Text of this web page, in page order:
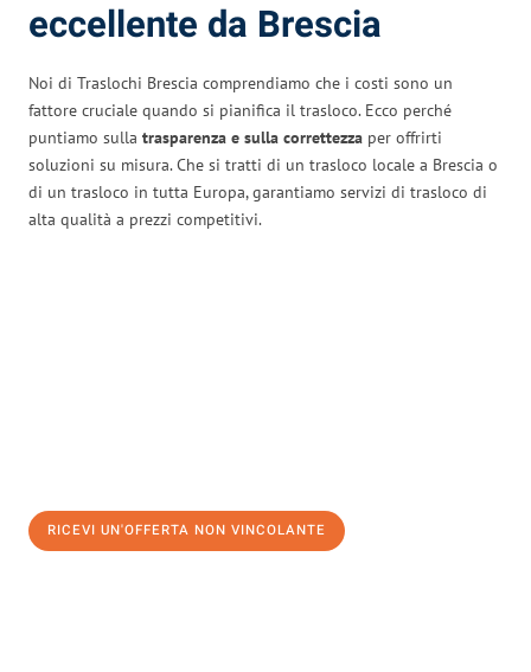
eccellente da Brescia
Noi di Traslochi Brescia comprendiamo che i costi sono un
fattore cruciale quando si pianifica il trasloco. Ecco perché
puntiamo sulla trasparenza e sulla correttezza per offrirti
soluzioni su misura. Che si tratti di un trasloco locale a Brescia o
di un trasloco in tutta Europa, garantiamo servizi di trasloco di
alta qualità a prezzi competitivi.
RICEVI UN'OFFERTA NON VINCOLANTE